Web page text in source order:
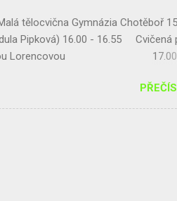
tělocvična Gymnázia Chotěboř
Pipková) 16.00 - 16.55 Cvičená
Blankou Lorencovou 17.00 –
Dibelková, Kristýna Kohoutová)
Vám bude k dispozici horolezec...